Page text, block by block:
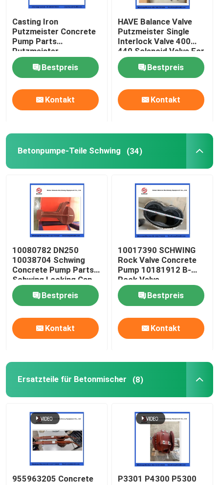
Startseite
Produkte
Über uns
Casting Iron
Putzmeister Concrete
Pump Parts
Putzmeister
Agitatoring Paddles
Bestpreis
Kontakt
HAVE Balance Valve
Putzmeister Single
Interlock Valve 400
440 Solenoid Valve For
Concrete Pump
Bestpreis
Kontakt
Betonpumpe-Teile Schwing (34)
10080782 DN250
10038704 Schwing
Concrete Pump Parts
Schwing Locking Cap
Bestpreis
Kontakt
10017390 SCHWING
Rock Valve Concrete
Pump 10181912 B-
Rock Valve
220/180/10059467
210/180Bestpreis
Kontakt
Ersatzteile für Betonmischer (8)
955963205 Concrete
P3301 P4300 P5300